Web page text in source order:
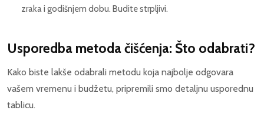
zraka i godišnjem dobu. Budite strpljivi.
Usporedba metoda čišćenja: Što odabrati?
Kako biste lakše odabrali metodu koja najbolje odgovara
vašem vremenu i budžetu, pripremili smo detaljnu usporednu
tablicu.